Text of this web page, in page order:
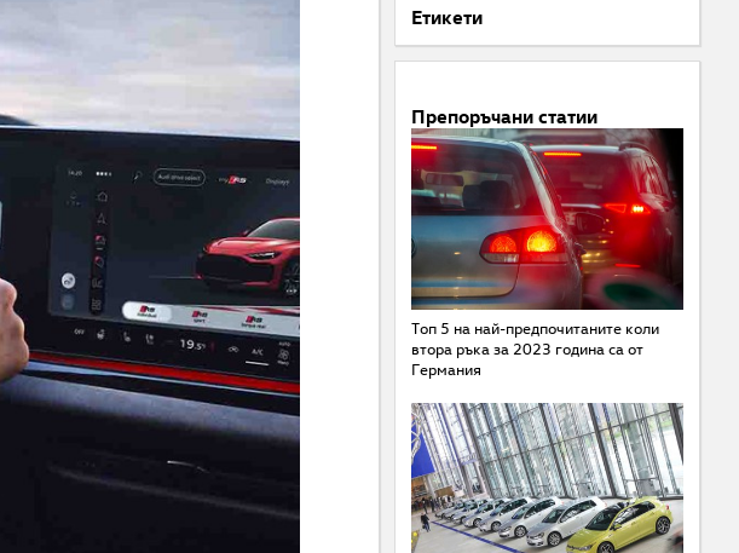
Етикети
Препоръчани статии
Топ 5 на най-предпочитаните коли
втора ръка за 2023 година са от
Германия